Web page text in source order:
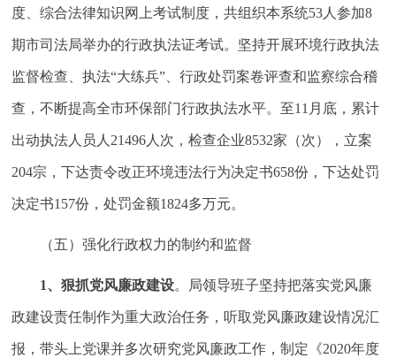
度、综合法律知识网上考试制度，共组织本系统53人参加8
期市司法局举办的行政执法证考试。坚持开展环境行政执法
监督检查、执法“大练兵”、行政处罚案卷评查和监察综合稽
查，不断提高全市环保部门行政执法水平。至11月底，累计
出动执法人员人21496人次，检查企业8532家（次），立案
204宗，下达责令改正环境违法行为决定书658份，下达处罚
决定书157份，处罚金额1824多万元。
（五）强化行政权力的制约和监督
1、狠抓党风廉政建设。局领导班子坚持把落实党风廉
政建设责任制作为重大政治任务，听取党风廉政建设情况汇
报，带头上党课并多次研究党风廉政工作，制定《2020年度